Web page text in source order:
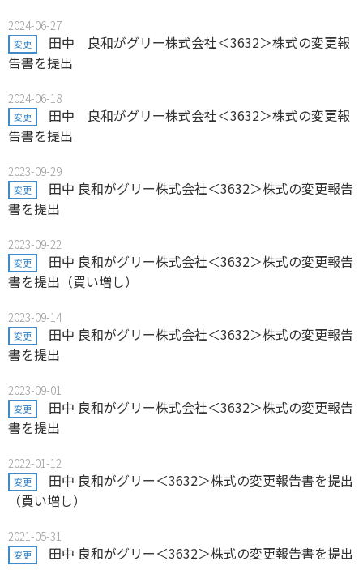
2024-06-27
変更
田中 良和がグリー株式会社＜3632＞株式の変更報
告書を提出
2024-06-18
変更
田中 良和がグリー株式会社＜3632＞株式の変更報
告書を提出
2023-09-29
変更
田中 良和がグリー株式会社＜3632＞株式の変更報告
書を提出
2023-09-22
変更
田中 良和がグリー株式会社＜3632＞株式の変更報告
書を提出（買い増し）
2023-09-14
変更
田中 良和がグリー株式会社＜3632＞株式の変更報告
書を提出
2023-09-01
変更
田中 良和がグリー株式会社＜3632＞株式の変更報告
書を提出
2022-01-12
変更
田中 良和がグリー＜3632＞株式の変更報告書を提出
（買い増し）
2021-05-31
変更 田中 良和がグリー＜3632＞株式の変更報告書を提出